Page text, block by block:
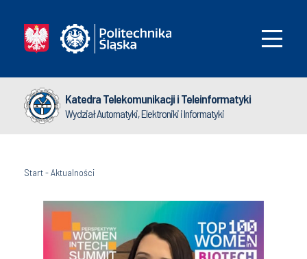
Katedra Telekomunikacji i Teleinformatyki
Wydział Automatyki, Elektroniki i Informatyki
Start-Aktualności